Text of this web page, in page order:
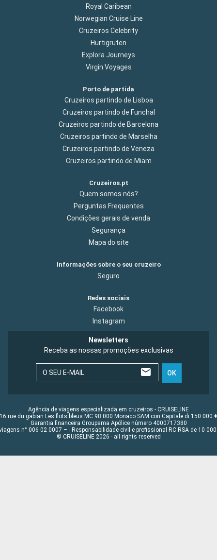
Royal Caribean
Norwegian Cruise Line
Cruzeiros Celebrity
Hurtigruten
Explora Journeys
Virgin Voyages
Porto de partida
Cruzeiros partindo de Lisboa
Cruzeiros partindo de Funchal
Cruzeiros partindo de Barcelona
Cruzeiros partindo de Marselha
Cruzeiros partindo de Veneza
Cruzeiros partindo de Miam
Cruzeiros.pt
Quem somos nós?
Perguntas Frequentes
Condições gerais de venda
Segurança
Mapa do site
Informações sobre o seu cruzeiro
Seguro
Redes sociais
Facebook
Instagram
Newsletters
Receba as nossas promoções exclusivas
O SEU E-MAIL OK
Agência de viagens especializada em cruzeiros - CRUISELINE
16 rue du gabian Les flots bleus MC 98 000 Monaco SAM con Capitale di 150 000 €
Garantia financeira Groupama Apólice número 4000717380
n° 006 02 0007 – - Responsabilidade civil e profissional RC RSA de 10 000
© CRUISELINE 2026 - all rights reserved